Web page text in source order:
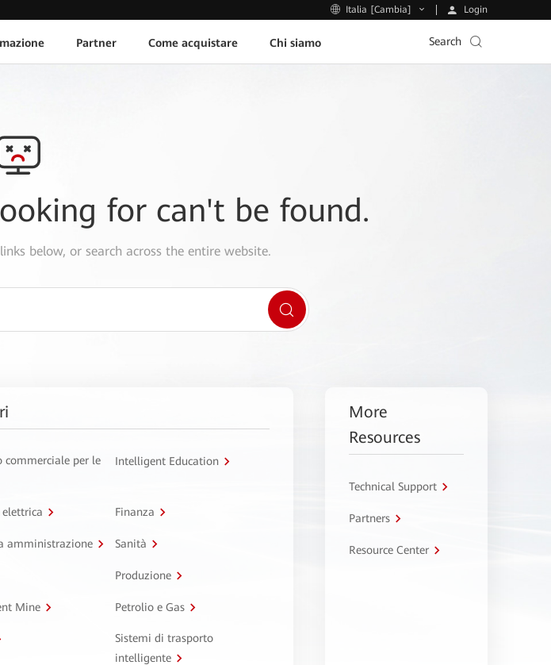
Italia [Cambia] Login
Partner Come acquistare Chi siamo Search
for can't be found.
below, or search across the entire website.
commerciale per le
Intelligent Education
elettrica Finanza
amministrazione Sanità
Produzione
Mine Petrolio e Gas
Sistemi di trasporto
intelligente
More
Resources
Technical Support
Partners
Resource Center